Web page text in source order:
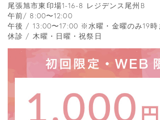
尾張旭市東印場1-16-8 レジデンス尾州B
午前/ 8:00〜12:00
午後 / 13:00〜17:00 ※水曜・金曜のみ19時
休診 / 木曜・日曜・祝祭日